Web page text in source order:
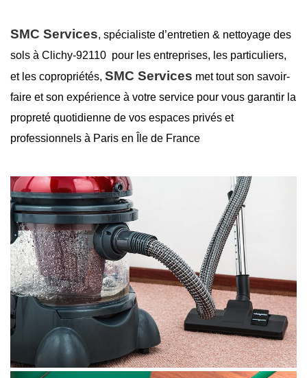
SMC Services, spécialiste d’entretien & nettoyage des
sols à Clichy-92110 pour les entreprises, les particuliers,
et les copropriétés, SMC Services met tout son savoir-
faire et son expérience à votre service pour vous garantir la
propreté quotidienne de vos espaces privés et
professionnels à Paris en Île de France